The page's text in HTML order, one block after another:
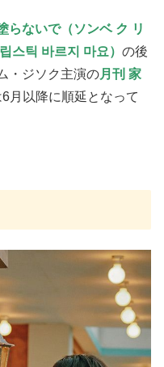
らないで（ソンベ ク リ
스틱 바르지 마요） の後
・ジソク主演の月刊 家
6月以降に順延となって